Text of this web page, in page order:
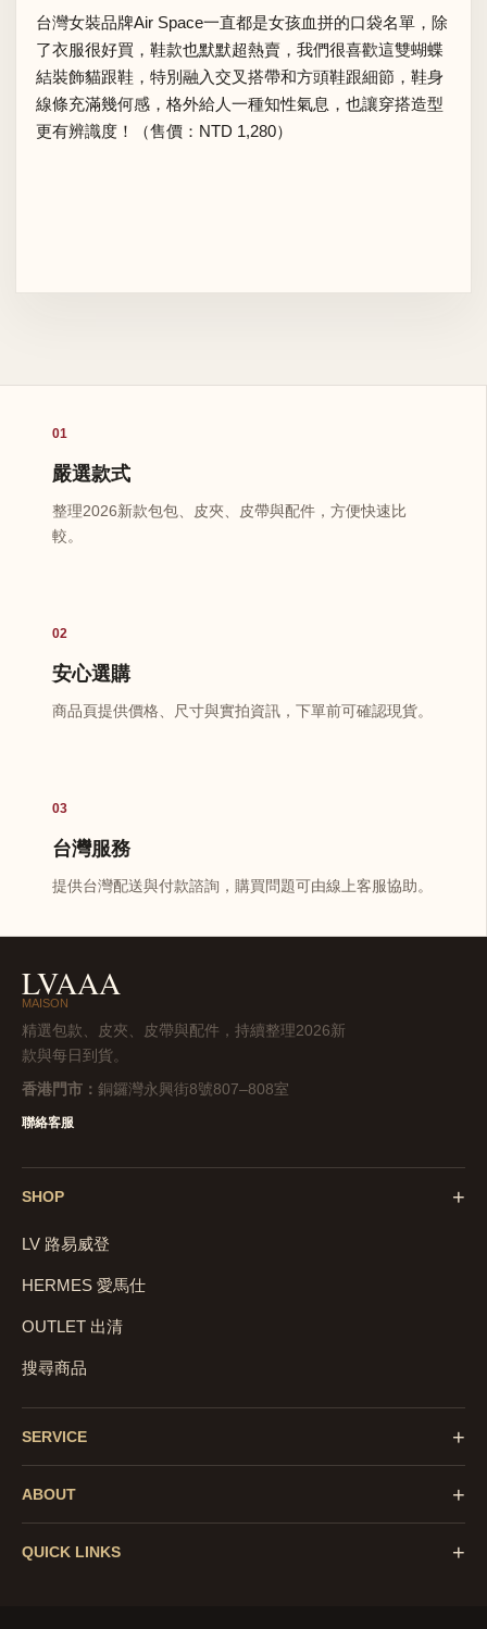
台灣女裝品牌Air Space一直都是女孩血拼的口袋名單，除
了衣服很好買，鞋款也默默超熱賣，我們很喜歡這雙蝴蝶
結裝飾貓跟鞋，特別融入交叉搭帶和方頭鞋跟細節，鞋身
線條充滿幾何感，格外給人一種知性氣息，也讓穿搭造型
更有辨識度！（售價：NTD 1,280）
01
嚴選款式
整理2026新款包包、皮夾、皮帶與配件，方便快速比
較。
02
安心選購
商品頁提供價格、尺寸與實拍資訊，下單前可確認現貨。
03
台灣服務
提供台灣配送與付款諮詢，購買問題可由線上客服協助。
LVAAA
MAISON
精選包款、皮夾、皮帶與配件，持續整理2026新
款與每日到貨。
香港門市： 銅鑼灣永興街8號807–808室
聯絡客服
SHOP +
LV 路易威登
HERMES 愛馬仕
OUTLET 出清
搜尋商品
SERVICE +
ABOUT +
QUICK LINKS +